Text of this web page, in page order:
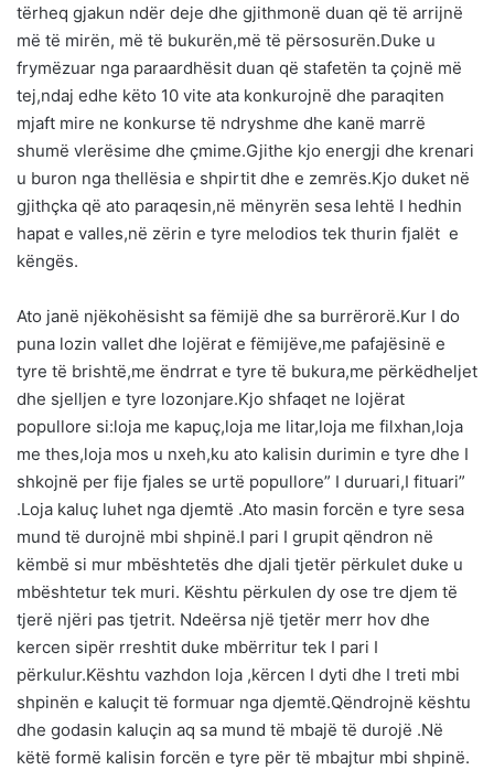
tërheq gjakun ndër deje dhe gjithmonë duan që të arrijnë
më të mirën, më të bukurën,më të përsosurën.Duke u
frymëzuar nga paraardhësit duan që stafetën ta çojnë më
tej,ndaj edhe këto 10 vite ata konkurojnë dhe paraqiten
mjaft mire ne konkurse të ndryshme dhe kanë marrë
shumë vlerësime dhe çmime.Gjithe kjo energji dhe krenari
u buron nga thellësia e shpirtit dhe e zemrës.Kjo duket në
gjithçka që ato paraqesin,në mënyrën sesa lehtë I hedhin
hapat e valles,në zërin e tyre melodios tek thurin fjalët e
këngës.
Ato janë njëkohësisht sa fëmijë dhe sa burrërorë.Kur I do
puna lozin vallet dhe lojërat e fëmijëve,me pafajësinë e
tyre të brishtë,me ëndrrat e tyre të bukura,me përkëdheljet
dhe sjelljen e tyre lozonjare.Kjo shfaqet ne lojërat
popullore si:loja me kapuç,loja me litar,loja me filxhan,loja
me thes,loja mos u nxeh,ku ato kalisin durimin e tyre dhe I
shkojnë per fije fjales se urtë popullore” I duruari,I fituari”
.Loja kaluç luhet nga djemtë .Ato masin forcën e tyre sesa
mund të durojnë mbi shpinë.I pari I grupit qëndron në
këmbë si mur mbështetës dhe djali tjetër përkulet duke u
mbështetur tek muri. Kështu përkulen dy ose tre djem të
tjerë njëri pas tjetrit. Ndeërsa një tjetër merr hov dhe
kercen sipër rreshtit duke mbërritur tek I pari I
përkulur.Kështu vazhdon loja ,kërcen I dyti dhe I treti mbi
shpinën e kaluçit të formuar nga djemtë.Qëndrojnë kështu
dhe godasin kaluçin aq sa mund të mbajë të durojë .Në
këtë formë kalisin forcën e tyre për të mbajtur mbi shpinë.